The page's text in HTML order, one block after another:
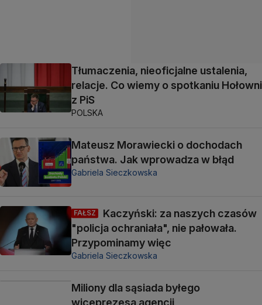
Tłumaczenia, nieoficjalne ustalenia,
relacje. Co wiemy o spotkaniu Hołowni
z PiS
POLSKA
Mateusz Morawiecki o dochodach
państwa. Jak wprowadza w błąd
Gabriela Sieczkowska
FAŁSZ
Kaczyński: za naszych czasów
"policja ochraniała", nie pałowała.
Przypominamy więc
Gabriela Sieczkowska
Miliony dla sąsiada byłego
wiceprezesa agencji